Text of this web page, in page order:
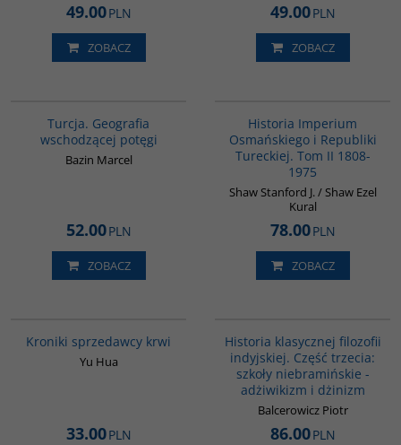
49.00PLN
ZOBACZ
49.00PLN
ZOBACZ
Turcja. Geografia
wschodzącej potęgi
Bazin Marcel
52.00PLN
ZOBACZ
Historia Imperium
Osmańskiego i Republiki
Tureckiej. Tom II 1808-
1975
Shaw Stanford J. / Shaw Ezel
Kural
78.00PLN
ZOBACZ
Kroniki sprzedawcy krwi
Yu Hua
33.00PLN
Historia klasycznej filozofii
indyjskiej. Część trzecia:
szkoły niebramińskie -
adżiwikizm i dżinizm
Balcerowicz Piotr
86.00PLN